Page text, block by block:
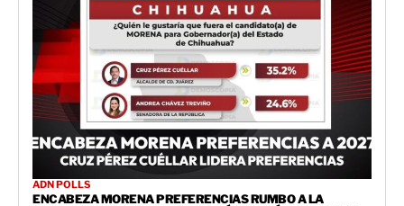
ADN POLLS
ENCABEZA MORENA PREFERENCIAS RUMBO A LA